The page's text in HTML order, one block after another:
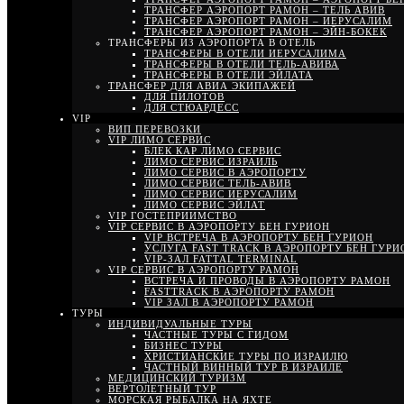
ТРАНСФЕР АЭРОПОРТ РАМОН – ТЕЛЬ АВИВ
ТРАНСФЕР АЭРОПОРТ РАМОН – ИЕРУСАЛИМ
ТРАНСФЕР АЭРОПОРТ РАМОН – ЭЙН-БОКЕК
ТРАНСФЕРЫ ИЗ АЭРОПОРТА В ОТЕЛЬ
ТРАНСФЕРЫ В ОТЕЛИ ИЕРУСАЛИМА
ТРАНСФЕРЫ В ОТЕЛИ ТЕЛЬ-АВИВА
ТРАНСФЕРЫ В ОТЕЛИ ЭЙЛАТА
ТРАНСФЕР ДЛЯ АВИА ЭКИПАЖЕЙ
ДЛЯ ПИЛОТОВ
ДЛЯ СТЮАРДЕСС
VIP
ВИП ПЕРЕВОЗКИ
VIP ЛИМО СЕРВИС
БЛЕК КАР ЛИМО СЕРВИС
ЛИМО СЕРВИС ИЗРАИЛЬ
ЛИМО СЕРВИС В АЭРОПОРТУ
ЛИМО СЕРВИС ТЕЛЬ-АВИВ
ЛИМО СЕРВИС ИЕРУСАЛИМ
ЛИМО СЕРВИС ЭЙЛАТ
VIP ГОСТЕПРИИМСТВО
VIP СЕРВИС В АЭРОПОРТУ БЕН ГУРИОН
VIP ВСТРЕЧА В АЭРОПОРТУ БЕН ГУРИОН
УСЛУГА FAST TRACK В АЭРОПОРТУ БЕН
VIP-ЗАЛ FATTAL TERMINAL
VIP СЕРВИС В АЭРОПОРТУ РАМОН
ВСТРЕЧА И ПРОВОДЫ В АЭРОПОРТУ РАМОН
FASTTRACK В АЭРОПОРТУ РАМОН
VIP ЗАЛ В АЭРОПОРТУ РАМОН
ТУРЫ
ИНДИВИДУАЛЬНЫЕ ТУРЫ
ЧАСТНЫЕ ТУРЫ С ГИДОМ
БИЗНЕС ТУРЫ
ХРИСТИАНСКИЕ ТУРЫ ПО ИЗРАИЛЮ
ЧАСТНЫЙ ВИННЫЙ ТУР В ИЗРАИЛЕ
МЕДИЦИНСКИЙ ТУРИЗМ
ВЕРТОЛЕТНЫЙ ТУР
МОРСКАЯ РЫБАЛКА НА ЯХТЕ